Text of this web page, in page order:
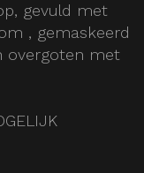
gevuld met
, gemaskeerd
overgoten met